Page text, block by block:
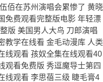
佰在苏州演唱会累惨了 黄晓
免费观看完整版电影 年轻漂
版 美国男人大鸟 刀郎演唱
教学在线看 金毛动漫库 人类
线观看 孩奴全集在线观看40
观看免费版 秀逗魔导士第四
线观看 李思蓓三级 睫毛膏4